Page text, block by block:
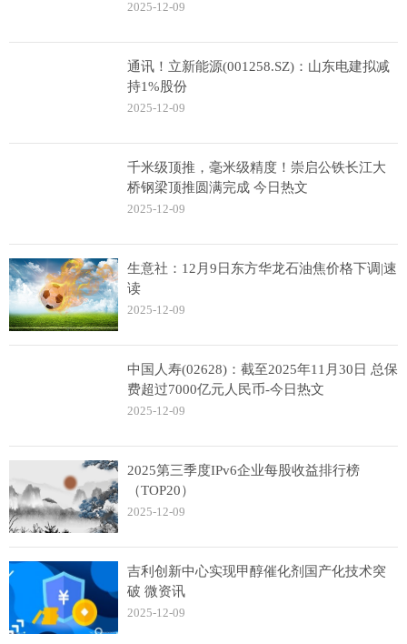
2025-12-09
通讯！立新能源(001258.SZ)：山东电建拟减
持1%股份
2025-12-09
千米级顶推，毫米级精度！崇启公铁长江大
桥钢梁顶推圆满完成 今日热文
2025-12-09
生意社：12月9日东方华龙石油焦价格下调|速
读
2025-12-09
中国人寿(02628)：截至2025年11月30日 总保
费超过7000亿元人民币-今日热文
2025-12-09
2025第三季度IPv6企业每股收益排行榜
（TOP20）
2025-12-09
吉利创新中心实现甲醇催化剂国产化技术突
破 微资讯
2025-12-09